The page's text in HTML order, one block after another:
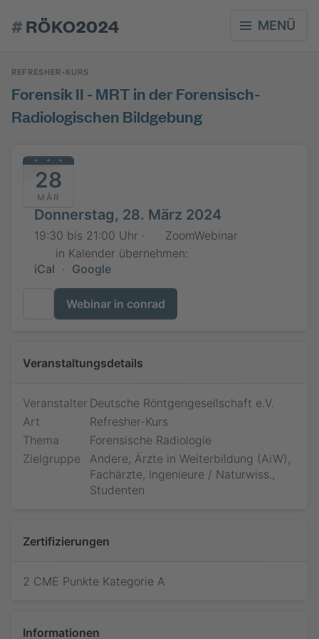
#RÖKO2024 MENÜ
REFRESHER-KURS
Forensik II - MRT in der Forensisch-
Radiologischen Bildgebung
28
MÄR
Donnerstag, 28. März 2024
19:30 bis 21:00 Uhr ·
ZoomWebinar
in Kalender übernehmen:
iCal · Google
Webinar in conrad
Veranstaltungsdetails
Veranstalter Deutsche Röntgengesellschaft e.V.
Art
Refresher-Kurs
Thema
Forensische Radiologie
Zielgruppe
Andere, Ärzte in Weiterbildung (AiW),
Fachärzte, Ingenieure / Naturwiss.,
Studenten
Zertifizierungen
2 CME Punkte Kategorie A
Informationen